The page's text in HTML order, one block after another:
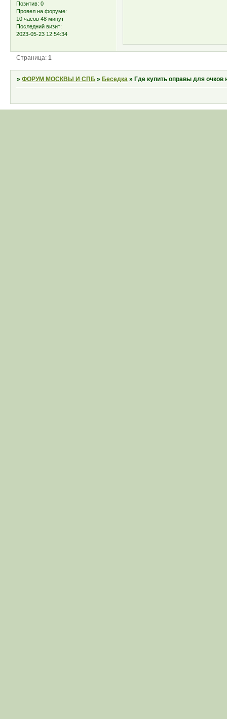
Позитив: 0
Провел на форуме:
10 часов 48 минут
Последний визит:
2023-05-23 12:54:34
Страница:1
»ФОРУМ МОСКВЫ И СПБ » Беседка » Где купить оправы для очков